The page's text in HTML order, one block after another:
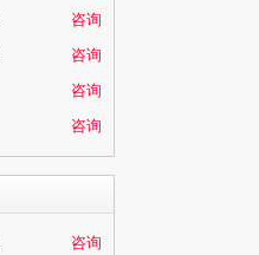
咨询
咨询
咨询
咨询
咨询